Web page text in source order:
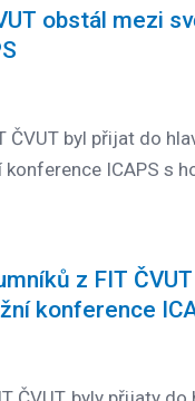
obstál mezi
ČVUT byl přijat do
ICAPS s
z FIT
konference